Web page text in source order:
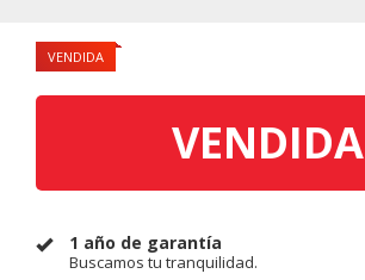
VENDIDA
VENDIDA
1 año de garantía
Buscamos tu tranquilidad.